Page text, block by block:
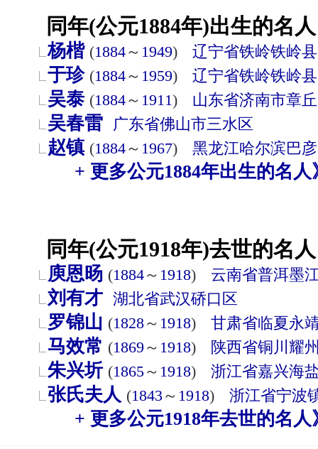
同年(公元1884年)出生的名
杨楷 (1884～ 1949) 辽宁省铁岭铁岭县
于珍 (1884～ 1959) 辽宁省铁岭铁岭县
吴泰 (1884～ 1911) 山东省济南市章
吴春雷 广东省佛山市三水区
赵镇 (1884～ 1967) 黑龙江哈尔滨巴彦
+ 更多公元1884年出生的名人
同年(公元1918年)去世的名
庾恩旸 (1884～ 1918) 云南省普洱墨
刘有才 湖北省武汉硚口区
罗锦山 (1828～ 1918) 甘肃省临夏永
马效常 (1869 ～ 1918) 陕西省铜川 耀
朱兴圻 (1865～ 1918) 浙江省嘉兴海
张氏夫人 (1843 ～ 1918) 浙江省宁波
+ 更多公元1918年去世的名人